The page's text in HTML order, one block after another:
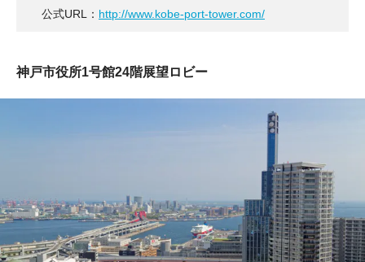
公式URL： http://www.kobe-port-tower.com/
神戸市役所1号館24階展望ロビー